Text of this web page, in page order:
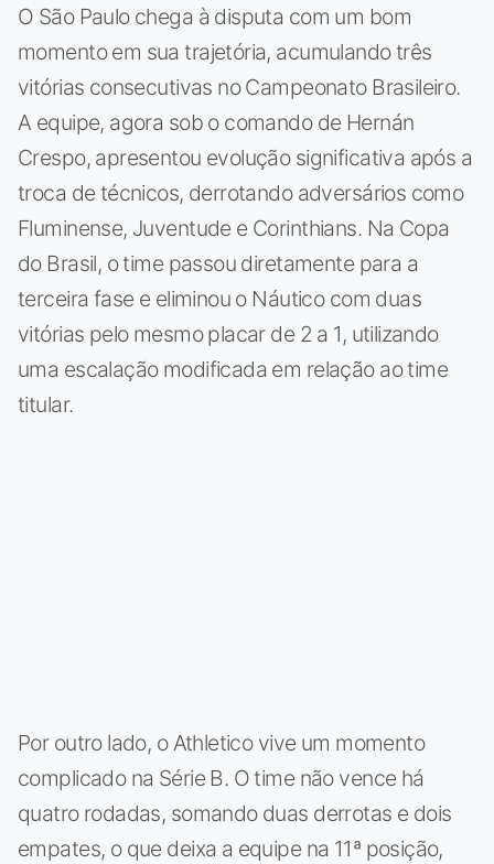
O São Paulo chega à disputa com um bom
momento em sua trajetória, acumulando três
vitórias consecutivas no Campeonato Brasileiro.
A equipe, agora sob o comando de Hernán
Crespo, apresentou evolução significativa após a
troca de técnicos, derrotando adversários como
Fluminense, Juventude e Corinthians. Na Copa
do Brasil, o time passou diretamente para a
terceira fase e eliminou o Náutico com duas
vitórias pelo mesmo placar de 2 a 1, utilizando
uma escalação modificada em relação ao time
titular.
Por outro lado, o Athletico vive um momento
complicado na Série B. O time não vence há
quatro rodadas, somando duas derrotas e dois
empates, o que deixa a equipe na 11ª posição,